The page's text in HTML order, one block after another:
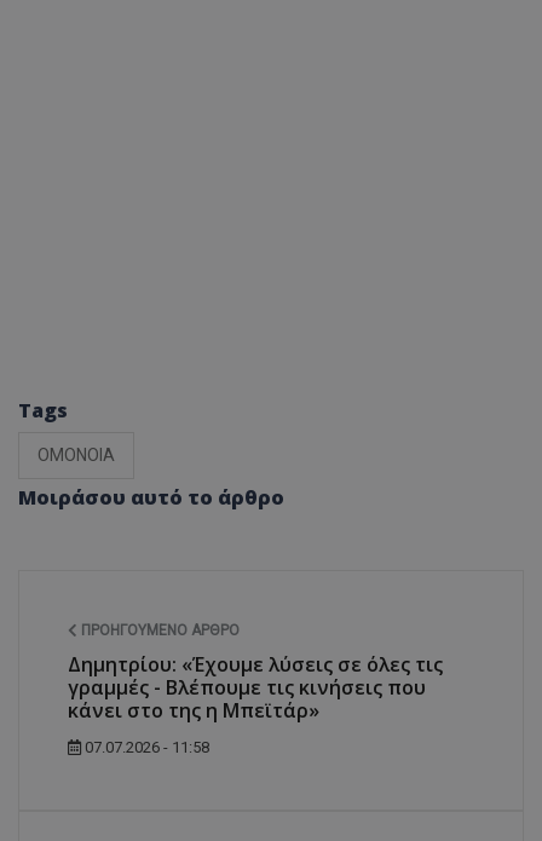
Tags
ΟΜΟΝΟΙΑ
Μοιράσου αυτό το άρθρο
ΠΡΟΗΓΟΎΜΕΝΟ ΆΡΘΡΟ
Δημητρίου: «Έχουμε λύσεις σε όλες τις
γραμμές - Βλέπουμε τις κινήσεις που
κάνει στο της η Μπεϊτάρ»
07.07.2026 - 11:58